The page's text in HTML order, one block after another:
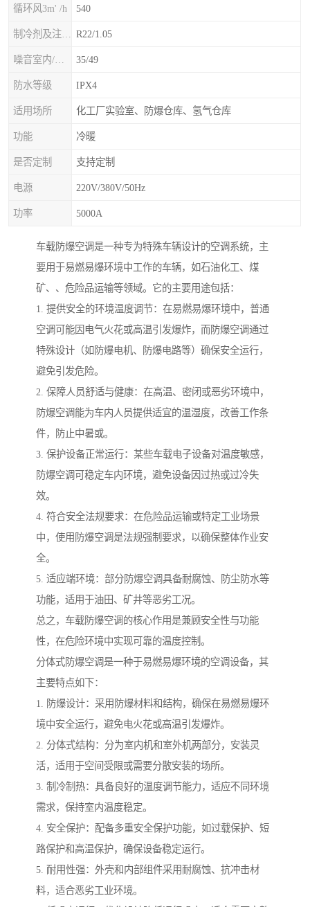
循环风3m' /h 540
R22/1.05
35/49
防水等级 IPX4
适用场所 化工厂实验室、防爆仓库、氢气仓库
功能 冷暖
是否定制 支持定制
电源 220V/380V/50Hz
功率 5000A
车载防爆空调是一种专为特殊车辆设计的空调系统，主
要用于易燃易爆环境中工作的车辆，如石油化工、煤
矿、、危险品运输等领域。它的主要用途包括：
1. 提供安全的环境温度调节：在易燃易爆环境中，普通
空调可能因电气火花或高温引发爆炸，而防爆空调通过
特殊设计（如防爆电机、防爆电路等）确保安全运行，
避免引发危险。
2. 保障人员舒适与健康：在高温、密闭或恶劣环境中，
防爆空调能为车内人员提供适宜的温湿度，改善工作条
件，防止中暑或。
3. 保护设备正常运行：某些车载电子设备对温度敏感，
防爆空调可稳定车内环境，避免设备因过热或过冷失
效。
4. 符合安全法规要求：在危险品运输或特定工业场景
中，使用防爆空调是法规强制要求，以确保整体作业安
全。
5. 适应端环境：部分防爆空调具备耐腐蚀、防尘防水等
功能，适用于油田、矿井等恶劣工况。
总之，车载防爆空调的核心作用是兼顾安全性与功能
性，在危险环境中实现可靠的温度控制。
分体式防爆空调是一种于易燃易爆环境的空调设备，其
主要特点如下：
1. 防爆设计：采用防爆材料和结构，确保在易燃易爆环
境中安全运行，避免电火花或高温引发爆炸。
2. 分体式结构：分为室内机和室外机两部分，安装灵
活，适用于空间受限或需要分散安装的场所。
3. 制冷制热：具备良好的温度调节能力，适应不同环境
需求，保持室内温度稳定。
4. 安全保护：配备多重安全保护功能，如过载保护、短
路保护和高温保护，确保设备稳定运行。
5. 耐用性强：外壳和内部组件采用耐腐蚀、抗冲击材
料，适合恶劣工业环境。